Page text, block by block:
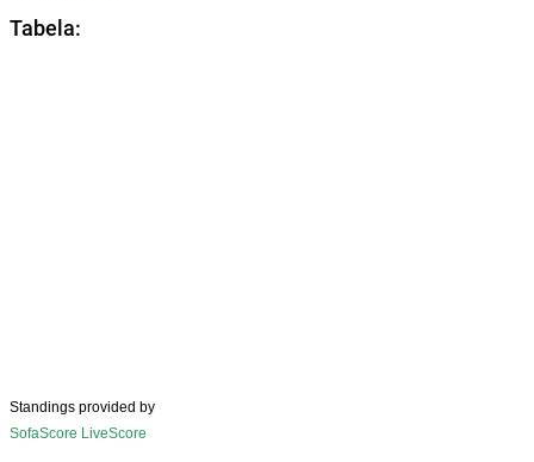
Tabela:
Standings provided by
SofaScore LiveScore